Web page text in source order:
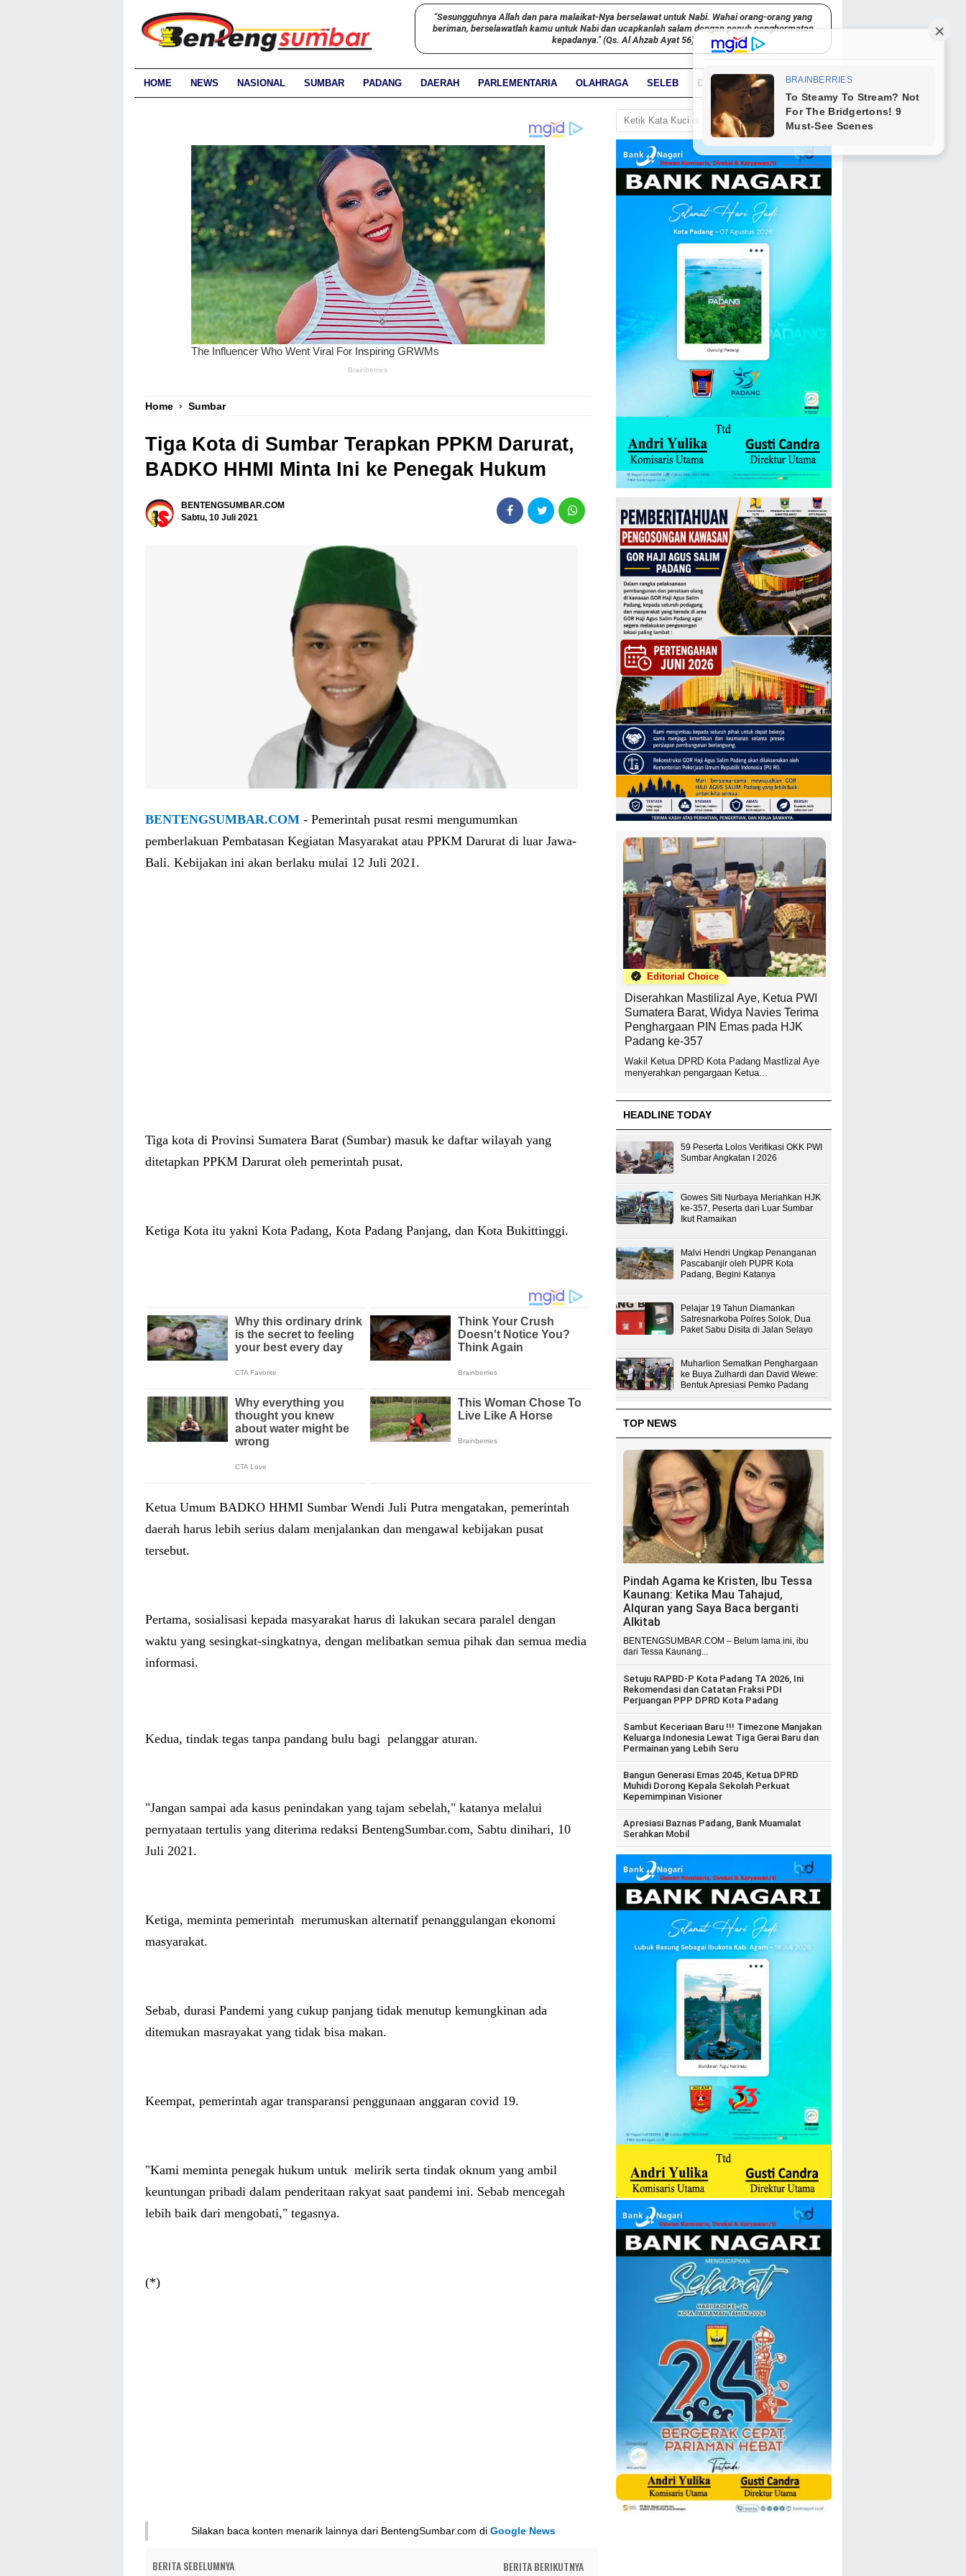
"Sesungguhnya Allah dan para malaikat-Nya berselawat untuk Nabi. Wahai orang-orang yang
beriman, berselawatlah kamu untuk Nabi dan ucapkanlah salam dengan penuh penghormatan
kepadanya." (Qs. Al Ahzab Ayat 56)
HOME NEWS NASIONAL SUMBAR PADANG DAERAH PARLEMENTARIA OLAHRAGA SELEB DUNIA PARIWARA
Home › Sumbar
Tiga Kota di Sumbar Terapkan PPKM Darurat,
BADKO HHMI Minta Ini ke Penegak Hukum
BENTENGSUMBAR.COM
Sabtu, 10 Juli 2021
BENTENGSUMBAR.COM - Pemerintah pusat resmi mengumumkan
pemberlakuan Pembatasan Kegiatan Masyarakat atau PPKM Darurat di luar Jawa-
Bali. Kebijakan ini akan berlaku mulai 12 Juli 2021.
Tiga kota di Provinsi Sumatera Barat (Sumbar) masuk ke daftar wilayah yang
ditetapkan PPKM Darurat oleh pemerintah pusat.
Ketiga Kota itu yakni Kota Padang, Kota Padang Panjang, dan Kota Bukittinggi.
Ketua Umum BADKO HHMI Sumbar Wendi Juli Putra mengatakan, pemerintah
daerah harus lebih serius dalam menjalankan dan mengawal kebijakan pusat
tersebut.
Pertama, sosialisasi kepada masyarakat harus di lakukan secara paralel dengan
waktu yang sesingkat-singkatnya, dengan melibatkan semua pihak dan semua media
informasi.
Kedua, tindak tegas tanpa pandang bulu bagi pelanggar aturan.
"Jangan sampai ada kasus penindakan yang tajam sebelah," katanya melalui
pernyataan tertulis yang diterima redaksi BentengSumbar.com, Sabtu dinihari, 10
Juli 2021.
Ketiga, meminta pemerintah merumuskan alternatif penanggulangan ekonomi
masyarakat.
Sebab, durasi Pandemi yang cukup panjang tidak menutup kemungkinan ada
ditemukan masrayakat yang tidak bisa makan.
Keempat, pemerintah agar transparansi penggunaan anggaran covid 19.
"Kami meminta penegak hukum untuk melirik serta tindak oknum yang ambil
keuntungan pribadi dalam penderitaan rakyat saat pandemi ini. Sebab mencegah
lebih baik dari mengobati," tegasnya.
(*)
Silakan baca konten menarik lainnya dari BentengSumbar.com diGoogle News
BERITA SEBELUMNYA BERITA BERIKUTNYA
GO
Editorial Choice
Diserahkan Mastilizal Aye, Ketua PWI
Sumatera Barat, Widya Navies Terima
Penghargaan PIN Emas pada HJK
Padang ke-357
Wakil Ketua DPRD Kota Padang Mastlizal Aye
menyerahkan pengargaan Ketua...
HEADLINE TODAY
59 Peserta Lolos Verifikasi OKK PWI
Sumbar Angkatan I 2026
Gowes Siti Nurbaya Meriahkan HJK
ke-357, Peserta dari Luar Sumbar
Ikut Ramaikan
Malvi Hendri Ungkap Penanganan
Pascabanjir oleh PUPR Kota
Padang, Begini Katanya
Pelajar 19 Tahun Diamankan
Satresnarkoba Polres Solok, Dua
Paket Sabu Disita di Jalan Selayo
Muharlion Sematkan Penghargaan
ke Buya Zulhardi dan David Wewe:
Bentuk Apresiasi Pemko Padang
TOP NEWS
Pindah Agama ke Kristen, Ibu Tessa
Kaunang: Ketika Mau Tahajud,
Alquran yang Saya Baca berganti
Alkitab
BENTENGSUMBAR.COM – Belum lama ini, ibu
dari Tessa Kaunang...
Setuju RAPBD-P Kota Padang TA 2026, Ini
Rekomendasi dan Catatan Fraksi PDI
Perjuangan PPP DPRD Kota Padang
Sambut Keceriaan Baru !!! Timezone Manjakan
Keluarga Indonesia Lewat Tiga Gerai Baru dan
Permainan yang Lebih Seru
Bangun Generasi Emas 2045, Ketua DPRD
Muhidi Dorong Kepala Sekolah Perkuat
Kepemimpinan Visioner
Apresiasi Baznas Padang, Bank Muamalat
Serahkan Mobil